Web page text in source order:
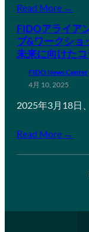
Read More →
FIDOアライア
プ&ワークショ
未来に向けた
FIDO News Center
4月 10, 2025
2025年3月18日
Read More →